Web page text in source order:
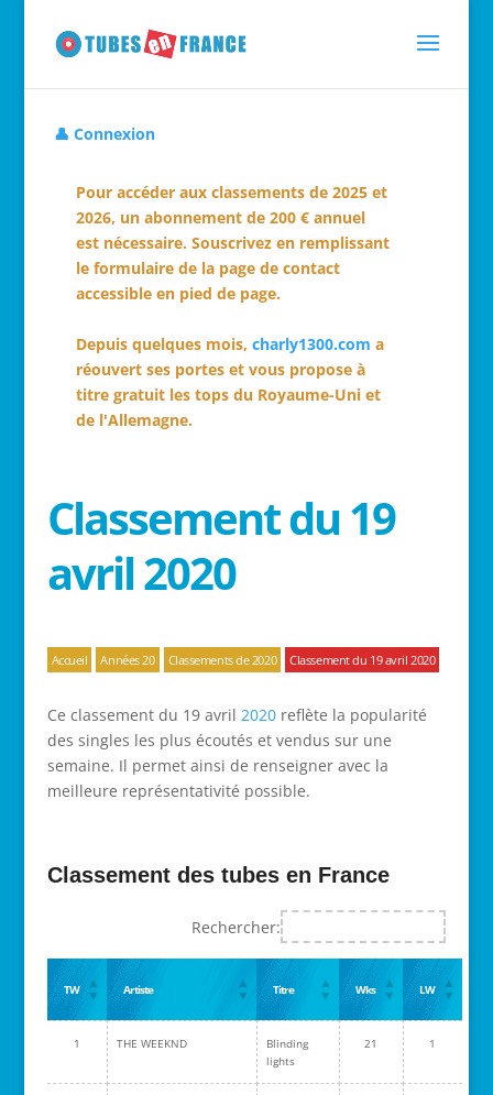
👤 Connexion
Pour accéder aux classements de 2025 et
2026, un abonnement de 200 € annuel
est nécessaire. Souscrivez en remplissant
le formulaire de la page de contact
accessible en pied de page.
Depuis quelques mois, charly1300.com a
réouvert ses portes et vous propose à
titre gratuit les tops du Royaume-Uni et
de l'Allemagne.
Classement du 19
avril 2020
Accueil Années 20 Classements de 2020 Classement du 19 avril 2020
Ce classement du 19 avril 2020reflète la popularité
des singles les plus écoutés et vendus sur une
semaine. Il permet ainsi de renseigner avec la
meilleure représentativité possible.
Classement des tubes en France
Rechercher:
TW Artiste Titre Wks LW
1 THE WEEKND
Blinding
lights
21 1